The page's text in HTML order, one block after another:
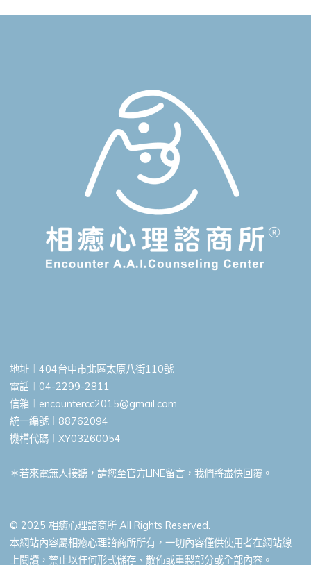
地址︱404台中市北區太原八街110號
電話︱04-2299-2811
信箱︱ encountercc2015@gmail.com
統一編號︱88762094
機構代碼︱XY03260054
＊若來電無人接聽，請您至官方LINE留言，我們將盡快回覆。
© 2025 相癒心理諮商所 All Rights Reserved.
本網站內容屬相癒心理諮商所所有，一切內容僅供使用者在網站線
上閱讀，禁止以任何形式儲存、散佈或重製部分或全部內容。